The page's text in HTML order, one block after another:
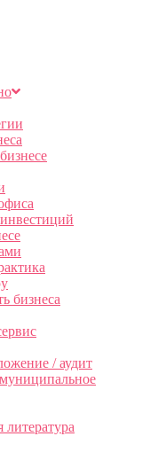
бизнеса
/ аудит
литература